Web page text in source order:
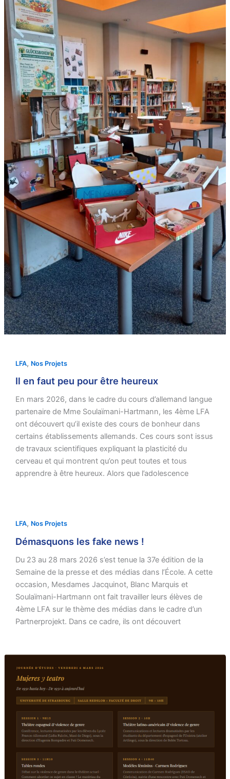
LFA, Nos Projets
Il en faut peu pour être heureux
En mars 2026, dans le cadre du cours d’allemand langue
partenaire de Mme Soulaïmani-Hartmann, les 4ème LFA
ont découvert qu’il existe des cours de bonheur dans
certains établissements allemands. Ces cours sont issus
de travaux scientifiques expliquant la plasticité du
cerveau et qui montrent qu’on peut toutes et tous
apprendre à être heureux. Alors que l’adolescence
LFA, Nos Projets
Démasquons les fake news !
Du 23 au 28 mars 2026 s’est tenue la 37e édition de la
Semaine de la presse et des médias dans l’École. A cette
occasion, Mesdames Jacquinot, Blanc Marquis et
Soulaïmani-Hartmann ont fait travailler leurs élèves de
4ème LFA sur le thème des médias dans le cadre d’un
Partnerprojekt. Dans ce cadre, ils ont découvert